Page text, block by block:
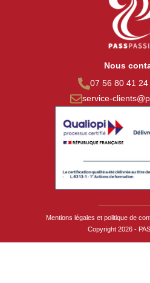
Nous
07 56 80 41
service-
Mentions légales et politique de
Copyright 2026 -